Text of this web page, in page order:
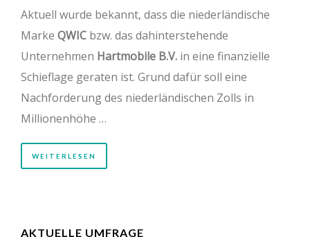
Aktuell wurde bekannt, dass die niederländische
Marke QWIC bzw. das dahinterstehende
Unternehmen Hartmobile B.V. in eine finanzielle
Schieflage geraten ist. Grund dafür soll eine
Nachforderung des niederländischen Zolls in
Millionenhöhe …
WEITERLESEN
AKTUELLE UMFRAGE